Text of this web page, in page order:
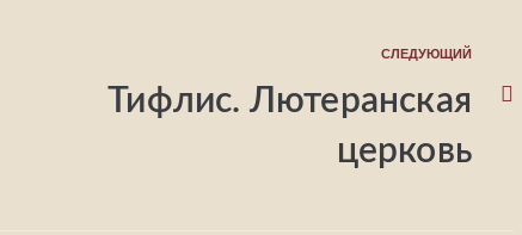
СЛЕДУЮЩИЙ
Тифлис. Лютеранская
церковь